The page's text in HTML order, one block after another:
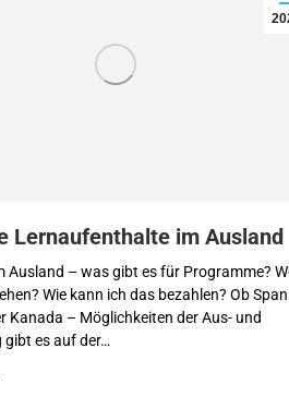
Lernaufenthalte im Ausland
Ausland – was gibt es für Programme?
Wie kann ich das bezahlen? Ob
Kanada – Möglichkeiten der Aus- und
gibt es auf der…